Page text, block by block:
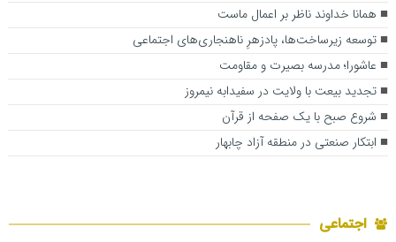
همانا خداوند ناظر بر اعمال ماست
توسعه زیرساخت‌ها، پادزهرِ ناهنجاری‌های اجتماعی
عاشورا؛ مدرسه بصیرت و مقاومت
تجدید بیعت با ولایت در سفیدابه نیمروز
شروع صبح با یک صفحه از قرآن
ابتکار صنعتی در منطقه آزاد چابهار
اجتماعی